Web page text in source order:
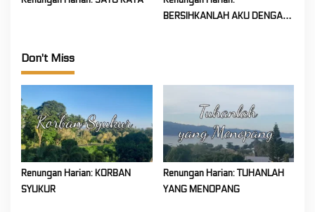
BERSIHKANLAH AKU DENGAN
Don't Miss
Renungan Harian: KORBAN
SYUKUR
Renungan Harian: TUHANLAH
YANG MENOPANG